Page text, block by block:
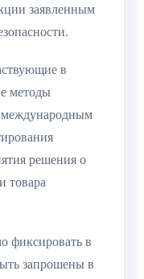
заявленным
в
методы
международным
решения о
товара
фиксировать в
запрошены в